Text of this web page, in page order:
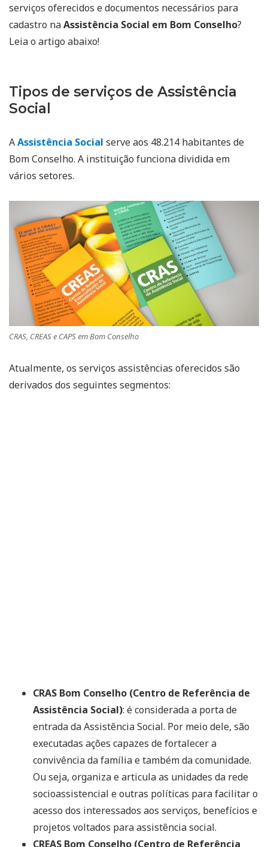
serviços oferecidos e documentos necessários para
cadastro naAssistência Social em Bom Conselho?
Leia o artigo abaixo!
Tipos de serviços de Assistência
Social
AAssistência Social serve aos 48.214 habitantes de
Bom Conselho. A instituição funciona dividida em
vários setores.
CRAS, CREAS e CAPS em Bom Conselho
Atualmente, os serviços assistências oferecidos são
derivados dos seguintes segmentos:
CRAS Bom Conselho (Centro de Referência de
Assistência Social): é considerada a porta de
entrada da Assistência Social. Por meio dele, são
executadas ações capazes de fortalecer a
convivência da família e também da comunidade.
Ou seja, organiza e articula as unidades da rede
socioassistencial e outras políticas para facilitar o
acesso dos interessados aos serviços, benefícios e
projetos voltados para assistência social.
CREAS Bom Conselho (Centro de Referência